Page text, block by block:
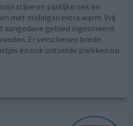
stijve en pijnlijke nek en
met midalgan extra warm. Vrij
aangedane gebied ingesmeerd
Er verschenen brede
en ook ontvelde plekken op